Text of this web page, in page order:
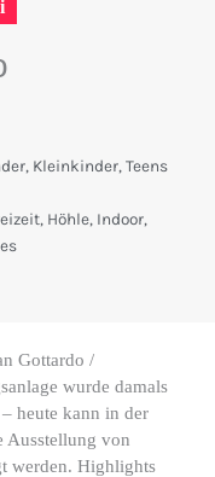
, Kleinkinder, Teens
, Höhle, Indoor,
Gottardo /
wurde damals
heute kann in der
Ausstellung von
werden. Highlights